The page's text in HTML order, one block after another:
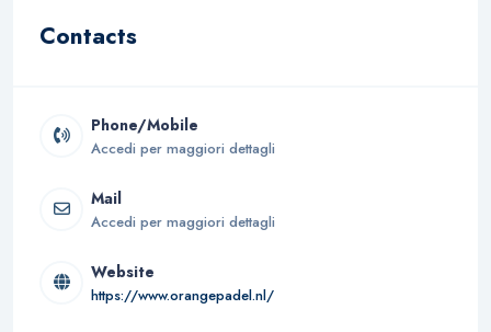
Contacts
Phone/Mobile
Accedi per maggiori dettagli
Mail
Accedi per maggiori dettagli
Website
https://www.orangepadel.nl/